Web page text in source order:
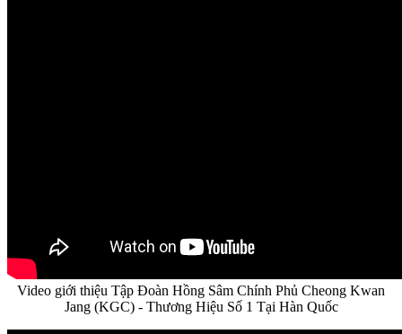
Video giới thiệu Tập Đoàn Hồng Sâm Chính Phủ Cheong Kwan
Jang (KGC) - Thương Hiệu Số 1 Tại Hàn Quốc